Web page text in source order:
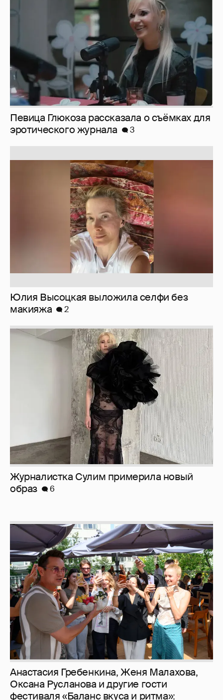
эротического журнала 3
Юлия Высоцкая выложила селфи без
Журналистка Сулим примерила новый
Анастасия Гребенкина, Женя Малахова,
Оксана Русланова и другие гости
фестиваля «Баланс вкуса и ритма»:
рассматриваем летние образы